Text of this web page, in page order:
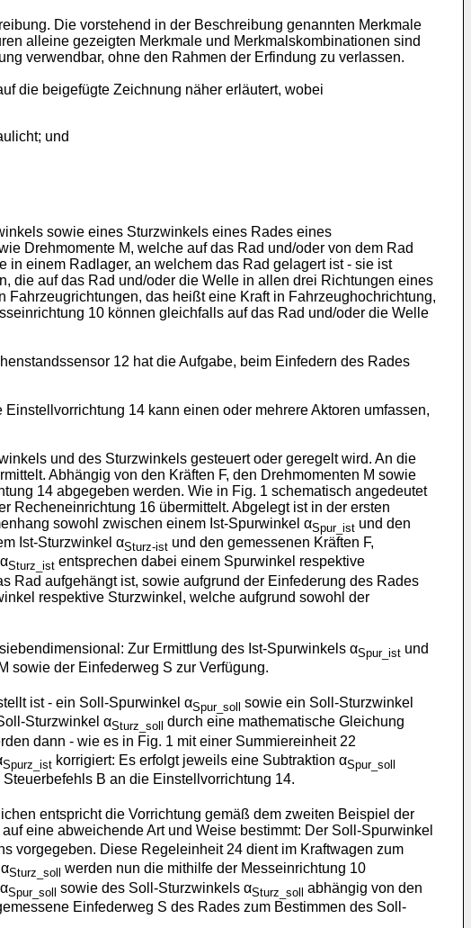
Die vorstehend in der Beschreibung genannten Merkmale
alleine gezeigten Merkmale und Merkmalskombinationen sind
verwendbar, ohne den Rahmen der Erfindung zu verlassen.
die beigefügte Zeichnung näher erläutert, wobei
und
sowie eines Sturzwinkels eines Rades eines
Drehmomente M, welche auf das Rad und/oder von dem Rad
einem Radlager, an welchem das Rad gelagert ist - sie ist
die auf das Rad und/oder die Welle in allen drei Richtungen eines
das heißt eine Kraft in Fahrzeughochrichtung,
10 können gleichfalls auf das Rad und/oder die Welle
12 hat die Aufgabe, beim Einfedern des Rades
14 kann einen oder mehrere Aktoren umfassen,
und des Sturzwinkels gesteuert oder geregelt wird. An die
Abhängig von den Kräften F, den Drehmomenten M sowie
14 abgegeben werden. Wie in Fig. 1 schematisch angedeutet
Recheneinrichtung 16 übermittelt. Abgelegt ist in der ersten
sowohl zwischen einem Ist-Spurwinkel αSpur_ist und den
Ist-Sturzwinkel αSturz-ist und den gemessenen Kräften F,
Sturz_ist entsprechen dabei einem Spurwinkel respektive
Rad aufgehängt ist, sowie aufgrund der Einfederung des Rades
respektive Sturzwinkel, welche aufgrund sowohl der
Zur Ermittlung des Ist-Spurwinkels αSpur_ist und
sowie der Einfederweg S zur Verfügung.
ist - ein Soll-Spurwinkel αSpur_soll
sowie ein Soll-Sturzwinkel
Sturzwinkel αSturz_soll
durch eine mathematische Gleichung
dann - wie es in Fig. 1 mit einer Summiereinheit 22
Spurz_ist korrigiert: Es erfolgt jeweils eine Subtraktion αSpur_soll
B an die Einstellvorrichtung 14.
entspricht die Vorrichtung gemäß dem zweiten Beispiel der
auf eine abweichende Art und Weise bestimmt: Der Soll-Spurwinkel
vorgegeben. Diese Regeleinheit 24 dient im Kraftwagen zum
Sturz_soll
werden nun die mithilfe der Messeinrichtung 10
Spur_soll sowie des Soll-Sturzwinkels αSturz_soll
abhängig von den
Einfederweg S des Rades zum Bestimmen des Soll-